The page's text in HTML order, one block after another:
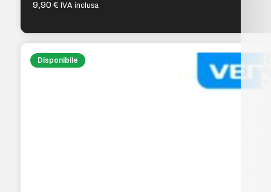
9,90€ IVA inclusa
Disponibile